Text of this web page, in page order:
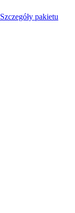
Szczegóły pakietu